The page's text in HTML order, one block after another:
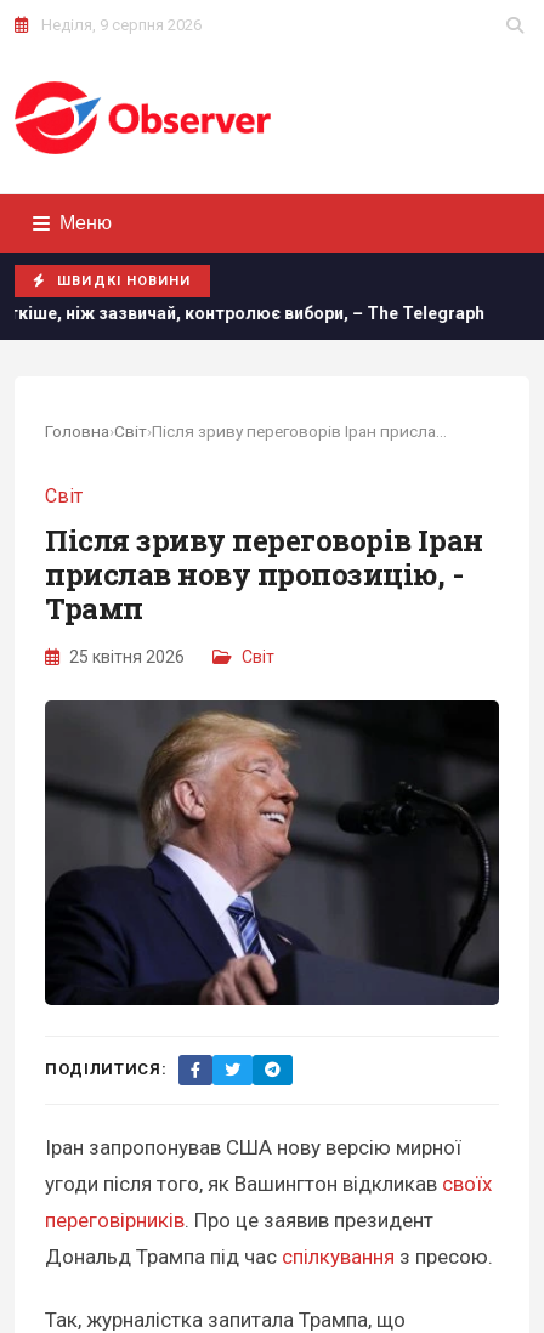
Неділя, 9 серпня 2026
Меню
ШВИДКІ НОВИНИ
контролює вибори, – The Telegraph Основний
Головна›Світ›
Світ
Після зриву переговорів Іран
прислав нову пропозицію, -
Трамп
25 квітня 2026 Світ
ПОДІЛИТИСЯ:
Іран запропонував США нову версію мирної
угоди після того, як Вашингтон відкликав своїх
переговірників. Про це заявив президент
Дональд Трампа під час спілкування з пресою.
Так, журналістка запитала Трампа, що